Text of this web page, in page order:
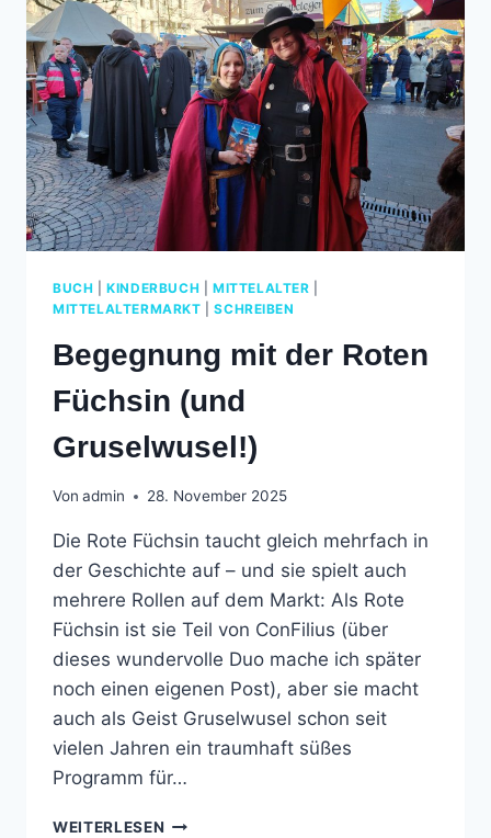
BUCH |KINDERBUCH MITTELALTER
MITTELALTERMARKT |SCHREIBEN
Begegnung mit der Roten
Füchsin (und
Gruselwusel!)
Von admin 28. November 2025
Die Rote Füchsin taucht gleich mehrfach in
der Geschichte auf – und sie spielt auch
mehrere Rollen auf dem Markt: Als Rote
Füchsin ist sie Teil von ConFilius (über
dieses wundervolle Duo mache ich später
noch einen eigenen Post), aber sie macht
auch als Geist Gruselwusel schon seit
vielen Jahren ein traumhaft süßes
Programm für…
WEITERLESEN BEGEGNUNG